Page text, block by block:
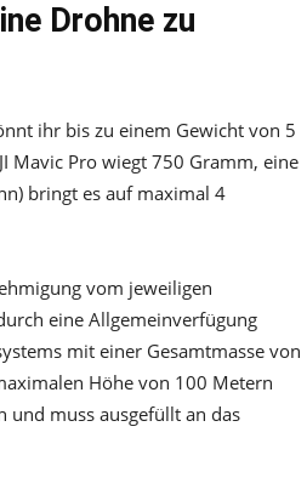
Drohne zu
ihr bis zu einem Gewicht von 5
Mavic Pro wiegt 750 Gramm, eine
bringt es auf maximal 4
vom jeweiligen
eine Allgemeinverfügung
mit einer Gesamtmasse von
Höhe von 100 Metern
und muss ausgefüllt an das